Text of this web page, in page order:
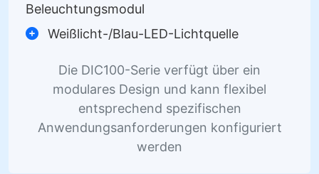
Beleuchtungsmodul
Weißlicht-/Blau-LED-Lichtquelle
Die DIC100-Serie verfügt über ein
modulares Design und kann flexibel
entsprechend spezifischen
Anwendungsanforderungen konfiguriert
werden